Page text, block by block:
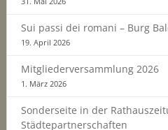
Sui passi dei romani – Burg
19. April 2026
Mitgliederversammlung 2026
1. März 2026
Sonderseite in der
Städtepartnerschaften